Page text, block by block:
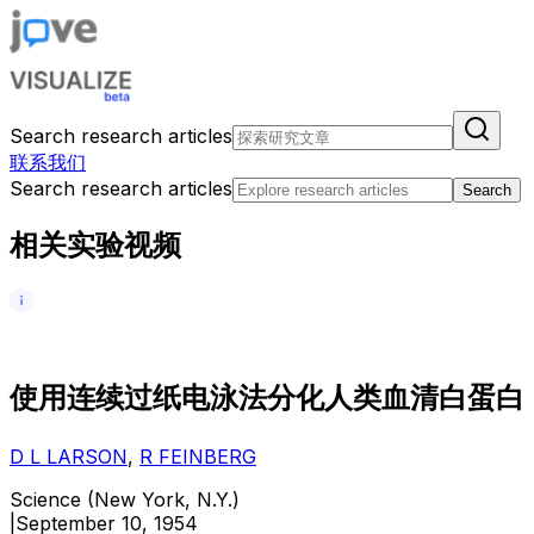
Search research articles
联系我们
Search research articles
Search
相关实验视频
使用连续过纸电泳法分化人类血清白蛋白
D L LARSON, R FEINBERG
Science (New York, N.Y.)
September 10, 1954